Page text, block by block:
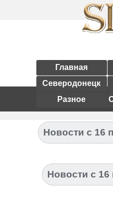
Главная
Северодонецк
Разное
Новости с 16
Новости с 16